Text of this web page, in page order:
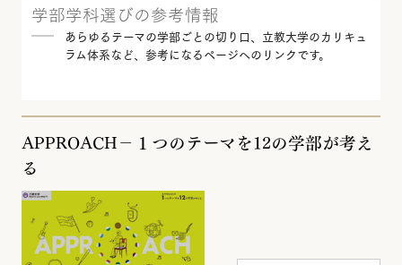
学部学科選びの参考情報
あらゆるテーマの学部ごとの切り口、立教大学のカリキュ
ラム体系など、参考になるページへのリンクです。
APPROACH－１つのテーマを12の学部が考え
る